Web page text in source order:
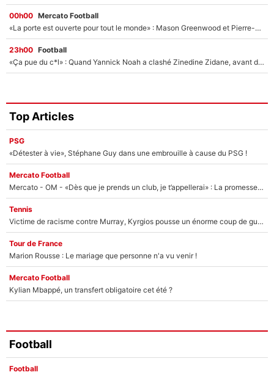
00h00 Mercato Football
«La porte est ouverte pour tout le monde» : Mason Greenwood et Pierre-Emerick Aubameyang ont quitté l'OM, Amine Gouiri balance sur la suite du mercato et sur la réaction du vestiaire !
23h00 Football
«Ça pue du c*l» : Quand Yannick Noah a clashé Zinedine Zidane, avant de se faire recadrer par le nouveau sélectionneur de l'équipe de France !
Top Articles
PSG
«Détester à vie», Stéphane Guy dans une embrouille à cause du PSG !
Mercato Football
Mercato - OM - «Dès que je prends un club, je t’appellerai» : La promesse de Marcelino au moment de claquer la porte
Tennis
Victime de racisme contre Murray, Kyrgios pousse un énorme coup de gueule !
Tour de France
Marion Rousse : Le mariage que personne n'a vu venir !
Mercato Football
Kylian Mbappé, un transfert obligatoire cet été ?
Football
Football